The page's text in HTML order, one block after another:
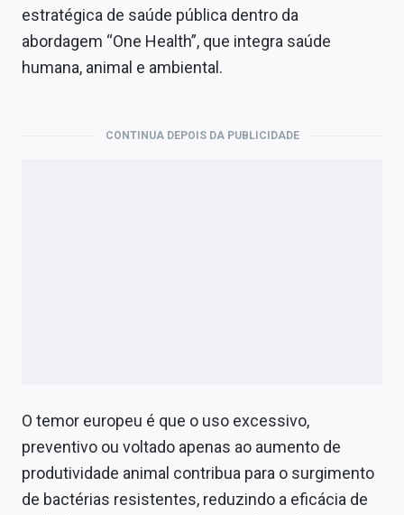
estratégica de saúde pública dentro da
abordagem “One Health”, que integra saúde
humana, animal e ambiental.
CONTINUA DEPOIS DA PUBLICIDADE
O temor europeu é que o uso excessivo,
preventivo ou voltado apenas ao aumento de
produtividade animal contribua para o surgimento
de bactérias resistentes, reduzindo a eficácia de